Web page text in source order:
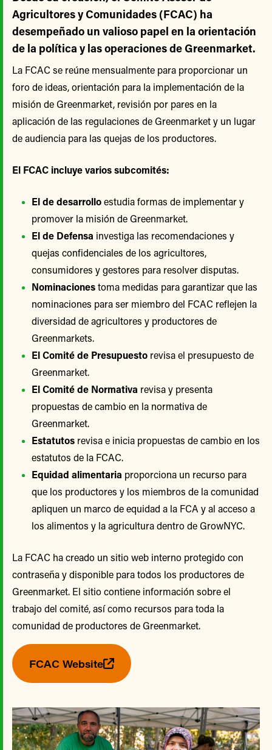
Agricultores y Comunidades (FCAC) ha
desempeñado un valioso papel en la orientación
de la política y las operaciones de Greenmarket.
La FCAC se reúne mensualmente para proporcionar un
foro de ideas, orientación para la implementación de la
misión de Greenmarket, revisión por pares en la
aplicación de las regulaciones de Greenmarket y un lugar
de audiencia para las quejas de los productores.
El FCAC incluye varios subcomités:
El de desarrolloestudia formas de implementar y
promover la misión de Greenmarket.
El de Defensa investiga las recomendaciones y
quejas confidenciales de los agricultores,
consumidores y gestores para resolver disputas.
Nominacionestoma medidas para garantizar que las
nominaciones para ser miembro del FCAC reflejen la
diversidad de agricultores y productores de
Greenmarkets.
El Comité de Presupuesto revisa el presupuesto de
Greenmarket.
El Comité de Normativa revisa y presenta
propuestas de cambio en la normativa de
Greenmarket.
Estatutos revisa e inicia propuestas de cambio en los
estatutos de la FCAC.
Equidad alimentaria proporciona un recurso para
que los productores y los miembros de la comunidad
apliquen un marco de equidad a la FCA y al acceso a
los alimentos y la agricultura dentro de GrowNYC.
La FCAC ha creado un sitio web interno protegido con
contraseña y disponible para todos los productores de
Greenmarket. El sitio contiene información sobre el
trabajo del comité, así como recursos para toda la
comunidad de productores de Greenmarket.
FCAC Website